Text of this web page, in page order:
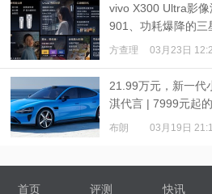
vivo X300 Ultra影
901、功耗爆降的
方查理 03月23日
21.99万元，新一代
淇代言 | 7999元起
元起的小米Watch
布朗 03月19日
首页 评测 快讯